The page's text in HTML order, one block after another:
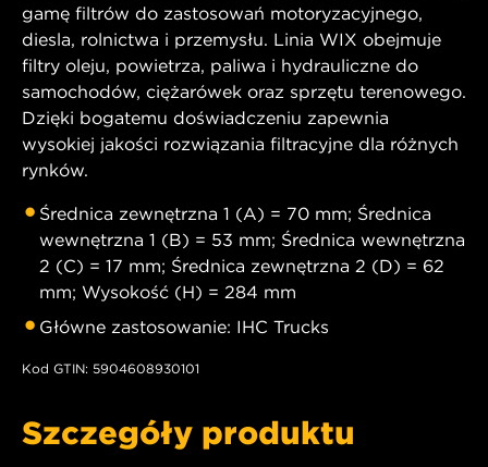
gamę filtrów do zastosowań motoryzacyjnego,
diesla, rolnictwa i przemysłu. Linia WIX obejmuje
filtry oleju, powietrza, paliwa i hydrauliczne do
samochodów, ciężarówek oraz sprzętu terenowego.
Dzięki bogatemu doświadczeniu zapewnia
wysokiej jakości rozwiązania filtracyjne dla różnych
rynków.
Średnica zewnętrzna 1 (A) = 70 mm; Średnica
wewnętrzna 1 (B) = 53 mm; Średnica wewnętrzna
2 (C) = 17 mm; Średnica zewnętrzna 2 (D) = 62
mm; Wysokość (H) = 284 mm
Główne zastosowanie: IHC Trucks
Kod GTIN: 5904608930101
Szczegóły produktu